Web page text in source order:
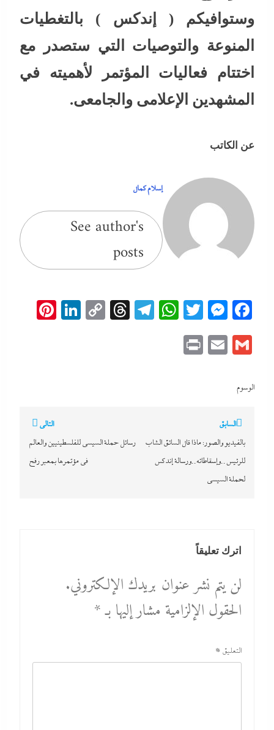
وستوافيكم ( إندكس ) بالتغطيات
المنوعة والتوصيات التي ستصدر مع
اختتام فعاليات المؤتمر لأهميته في
المشهدين الإعلامى والجامعى.
عن الكاتب
إسلام كمال
See author's
posts
Facebook
Messenger
Twitter
WhatsApp
Telegram
Threads
Copy
Gmail
Email
الوسوم
تصفّح
المقالات
السابق
بالفيديو والصور: ماذا قال السائق الشاب
للرئيس..وإسقاطاته..ورسالة إندكس
لحملة السيسي
التالي
رسائل حملة السيسي للفلسطينيين والعالم
في مؤتمرها بمعبر رفح
اترك تعليقاً
لن يتم نشر عنوان بريدك الإلكتروني.
الحقول الإلزامية مشار إليها بـ*
التعليق *